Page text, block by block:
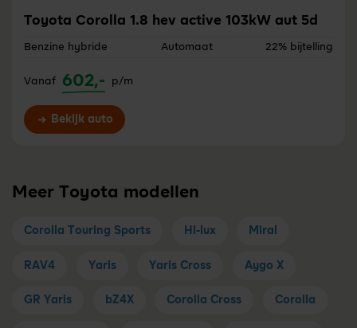
Toyota Corolla 1.8 hev active 103kW aut 5d
Benzine hybride Automaat 22% bijtelling
Vanaf 602,- p/m
Bekijk auto
Meer Toyota modellen
Corolla Touring Sports Hi-lux Mirai
RAV4 Yaris Yaris Cross Aygo X
GR Yaris bZ4X Corolla Cross Corolla